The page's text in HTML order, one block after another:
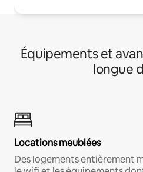
Équipements et
longue
Locations meublées
Des logements entièrement